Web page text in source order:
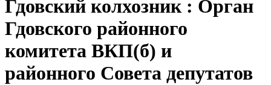
Гдовский колхозник: Орган
Гдовского районного
комитета ВКП(б) и
районного Совета депутатов